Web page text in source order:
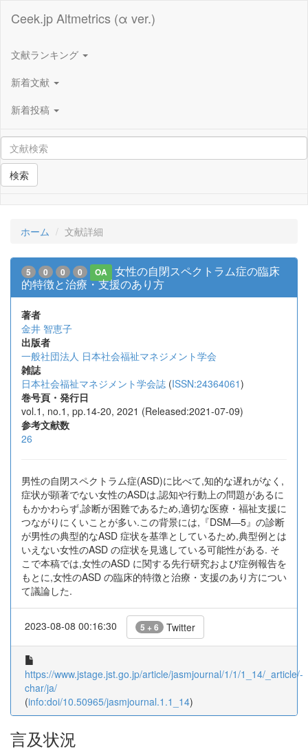
Ceek.jp Altmetrics (α ver.)
文献ランキング
新着文献
新着投稿
検索
ホーム 文献詳細
5 0 0 0 OA
女性の自閉スペクトラム症の臨床
的特徴と治療・支援のあり方
著者
金井 智恵子
出版者
一般社団法人 日本社会福祉マネジメント学会
雑誌
日本社会福祉マネジメント学会誌 (ISSN:24364061)
巻号頁・発行日
vol.1, no.1, pp.14-20, 2021 (Released:2021-07-09)
参考文献数
26
男性の自閉スペクトラム症(ASD)に比べて,知的な遅れがなく,
症状が顕著でない女性のASDは,認知や行動上の問題があるに
もかかわらず,診断が困難であるため,適切な医療・福祉支援に
つながりにくいことが多い.この背景には,『DSM—5』の診断
が男性の典型的なASD 症状を基準としているため,典型例とは
いえない女性のASD の症状を見逃している可能性がある. そ
こで本稿では,女性のASD に関する先行研究および症例報告を
もとに,女性のASD の臨床的特徴と治療・支援のあり方につい
て議論した.
2023-08-08 00:16:30 5 + 6 Twitter
https://www.jstage.jst.go.jp/article/jasmjournal/1/1/1_14/_article/-
char/ja/
(info:doi/10.50965/jasmjournal.1.1_14)
言及状況